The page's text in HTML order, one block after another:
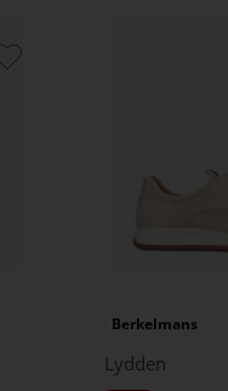
Berkelmans
Lydden